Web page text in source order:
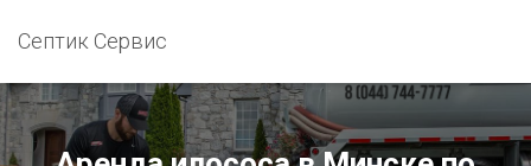
Септик Сервис